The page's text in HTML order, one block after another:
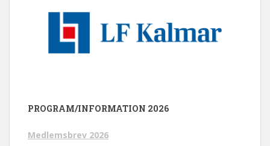
PROGRAM/INFORMATION 2026
Medlemsbrev 2026